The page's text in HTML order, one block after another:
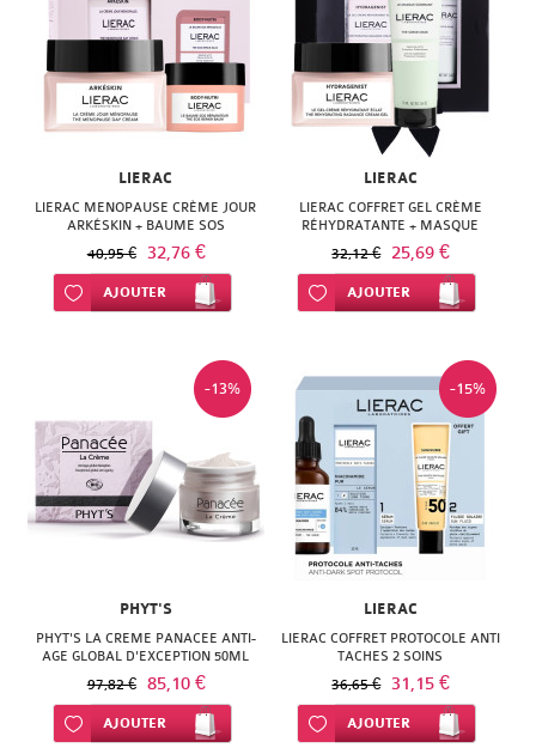
LIERAC
LIERAC MENOPAUSE CRÈME JOUR
ARKÉSKIN + BAUME SOS
RÉPARATEUR BODY NUTRI
40,95 € 32,76 €
Ajouter à ma liste d’envie
AJOUTER
LIERAC
LIERAC COFFRET GEL CRÈME
RÉHYDRATANTE + MASQUE
GOMMANT
32,12 € 25,69 €
Ajouter à ma liste d’envie
AJOUTER
-13%
PHYT'S
PHYT'S LA CREME PANACEE ANTI-
AGE GLOBAL D'EXCEPTION 50ML
97,82 € 85,10 €
Ajouter à ma liste d’envie
AJOUTER
-15%
LIERAC
LIERAC COFFRET PROTOCOLE ANTI
TACHES 2 SOINS
36,65 € 31,15 €
Ajouter à ma liste d’envie
AJOUTER